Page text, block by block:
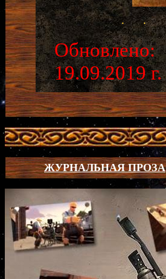
Обновлено:
19.09.2019 г.
ЖУРНАЛЬНАЯ ПРОЗА